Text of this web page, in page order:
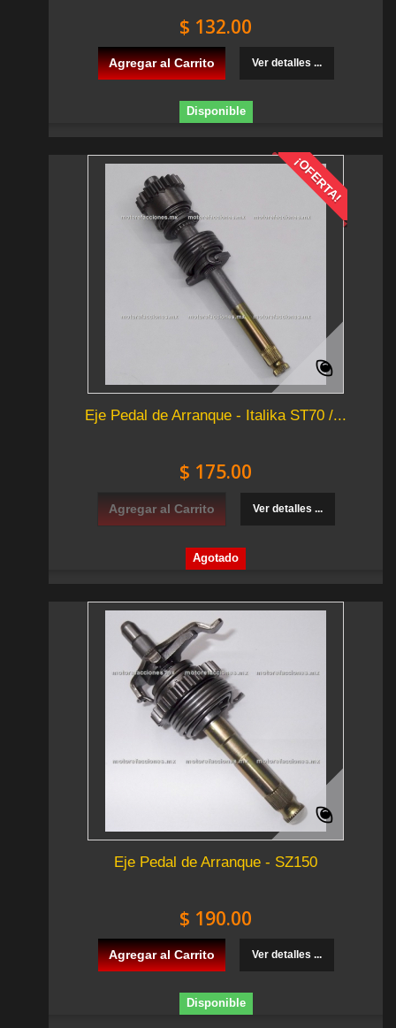
$ 132.00
Agregar al Carrito Ver detalles ...
Disponible
¡OFERTA!
Eje Pedal de Arranque - Italika ST70 /...
$ 175.00
Agregar al Carrito Ver detalles ...
Agotado
Eje Pedal de Arranque - SZ150
$ 190.00
Agregar al Carrito Ver detalles ...
Disponible